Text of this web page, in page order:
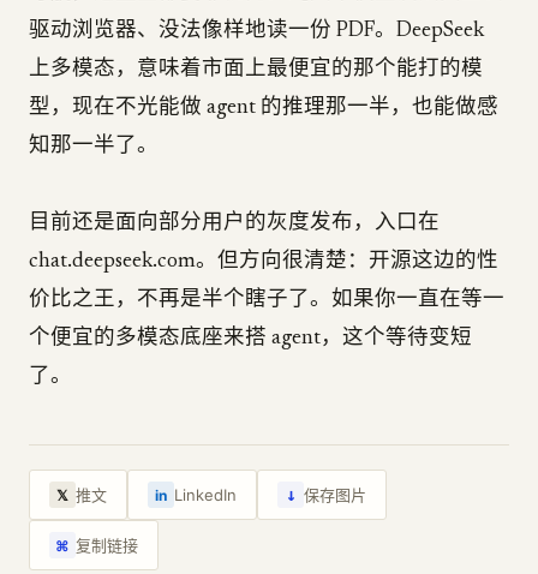
驱动浏览器、没法像样地读一份 PDF。DeepSeek
上多模态，意味着市面上最便宜的那个能打的模
型，现在不光能做 agent 的推理那一半，也能做感
知那一半了。
目前还是面向部分用户的灰度发布，入口在
chat.deepseek.com。但方向很清楚：开源这边的性
价比之王，不再是半个瞎子了。如果你一直在等一
个便宜的多模态底座来搭 agent，这个等待变短
了。
𝕏 推文 in LinkedIn ↓ 保存图片
⌘ 复制链接